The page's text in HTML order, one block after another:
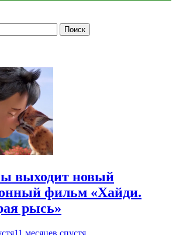
выходит новый
фильм «Хайди.
рысь»
11 месяцев спустя